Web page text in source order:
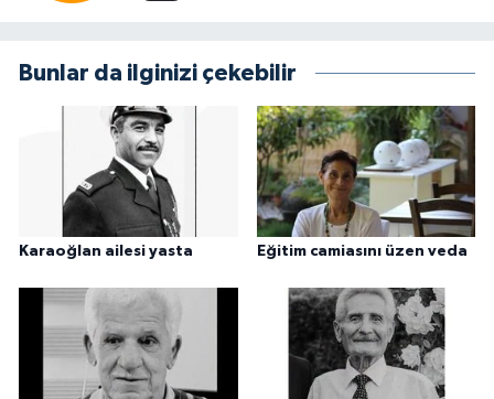
Bunlar da ilginizi çekebilir
Karaoğlan ailesi yasta Eğitim camiasını üzen veda